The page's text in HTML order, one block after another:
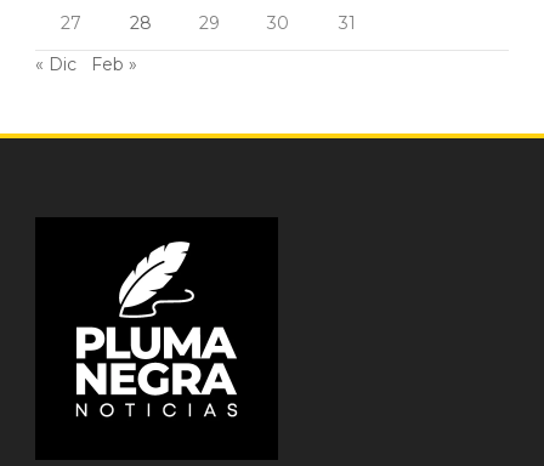
27 28 29 30
31
« Dic
Feb »